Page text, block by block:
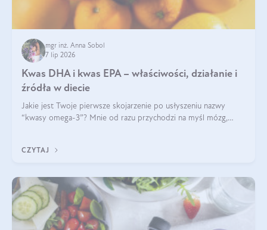
mgr inż. Anna Sobol
7 lip 2026
Kwas DHA i kwas EPA – właściwości, działanie i
źródła w diecie
Jakie jest Twoje pierwsze skojarzenie po usłyszeniu nazwy
“kwasy omega-3”? Mnie od razu przychodzi na myśl mózg,
EPA.
CZYTAJ